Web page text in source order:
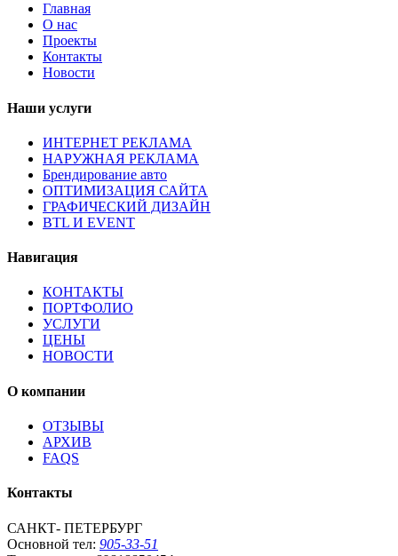
Главная
О нас
Проекты
Контакты
Новости
Наши услуги
ИНТЕРНЕТ РЕКЛАМА
НАРУЖНАЯ РЕКЛАМА
Брендирование авто
ОПТИМИЗАЦИЯ САЙТА
ГРАФИЧЕСКИЙ ДИЗАЙН
BTL И EVENT
Навигация
КОНТАКТЫ
ПОРТФОЛИО
УСЛУГИ
ЦЕНЫ
НОВОСТИ
О компании
ОТЗЫВЫ
АРХИВ
FAQS
Контакты
САНКТ- ПЕТЕРБУРГ
Основной тел: 905-33-51